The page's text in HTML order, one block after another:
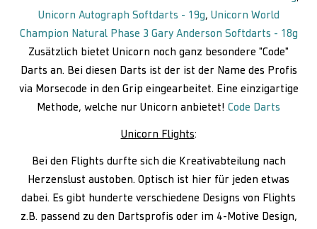
Unicorn Autograph Softdarts - 19g, Unicorn World
Champion Natural Phase 3 Gary Anderson Softdarts - 18g
Zusätzlich bietet Unicorn noch ganz besondere "Code"
Darts an. Bei diesen Darts ist der ist der Name des Profis
via Morsecode in den Grip eingearbeitet. Eine einzigartige
Methode, welche nur Unicorn anbietet! Code Darts
Unicorn Flights:
Bei den Flights durfte sich die Kreativabteilung nach
Herzenslust austoben. Optisch ist hier für jeden etwas
dabei. Es gibt hunderte verschiedene Designs von Flights
z.B. passend zu den Dartsprofis oder im 4-Motive Design,